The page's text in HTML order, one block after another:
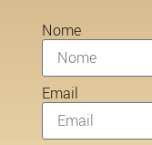
Nome
Email